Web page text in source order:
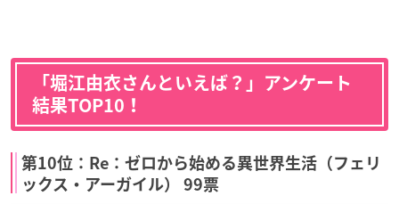
「堀江由衣さんといえば？」アンケート
結果TOP10！
第10位：Re：ゼロから始める異世界生活（フェリ
ックス・アーガイル） 99票